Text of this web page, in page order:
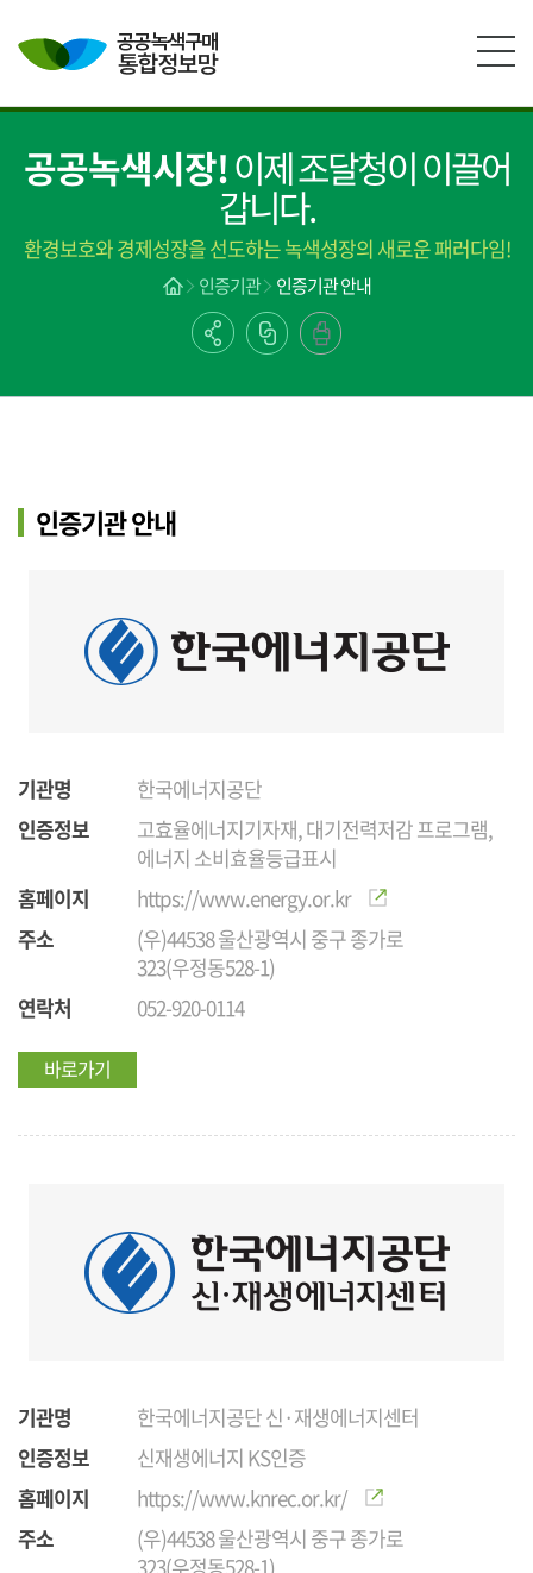
공공녹색시장!이제 조달청이 이끌어
갑니다.
환경보호와 경제성장을 선도하는 녹색성장의 새로운 패러다임!
인증기관 인증기관 안내
인증기관 안내
기관명
한국에너지공단
인증정보
고효율에너지기자재, 대기전력저감 프로그램,
에너지 소비효율등급표시
홈페이지
https://www.energy.or.kr
주소
(우)44538 울산광역시 중구 종가로
323(우정동528-1)
연락처
052-920-0114
바로가기
기관명
한국에너지공단 신·재생에너지센터
인증정보
신재생에너지 KS인증
홈페이지
https://www.knrec.or.kr/
주소
(우)44538 울산광역시 중구 종가로
323(우정동528-1)